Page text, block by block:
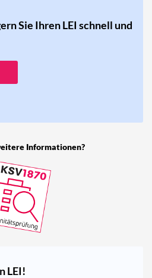
Sie Ihren LEI schnell und
Informationen?
LEI!